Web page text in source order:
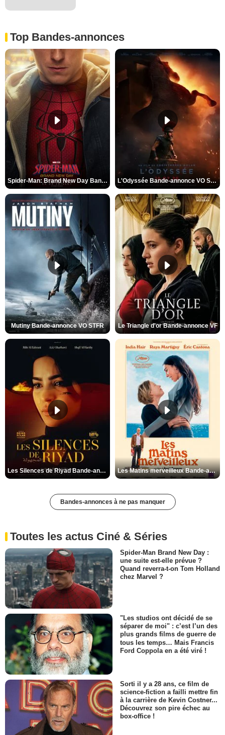
Top Bandes-annonces
Spider-Man: Brand New Day Bande-annonce VO STFR L'Odyssée Bande-annonce VO STFR
Mutiny Bande-annonce VO STFR Le Triangle d'or Bande-annonce VF
Les Silences de Riyad Bande-annonce VO STFR Les Matins merveilleux Bande-annonce VF
Bandes-annonces à ne pas manquer
Toutes les actus Ciné & Séries
Spider-Man Brand New Day :
une suite est-elle prévue ?
Quand reverra-t-on Tom Holland
chez Marvel ?
"Les studios ont décidé de se
séparer de moi" : c’est l’un des
plus grands films de guerre de
tous les temps… Mais Francis
Ford Coppola en a été viré !
Sorti il y a 28 ans, ce film de
science-fiction a failli mettre fin
à la carrière de Kevin Costner...
Découvrez son pire échec au
box-office !